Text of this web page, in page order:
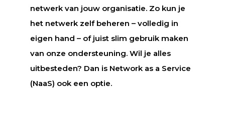
netwerk van jouw organisatie. Zo kun je
het netwerk zelf beheren – volledig in
eigen hand – of juist slim gebruik maken
van onze ondersteuning. Wil je alles
uitbesteden? Dan is Network as a Service
(NaaS) ook een optie.